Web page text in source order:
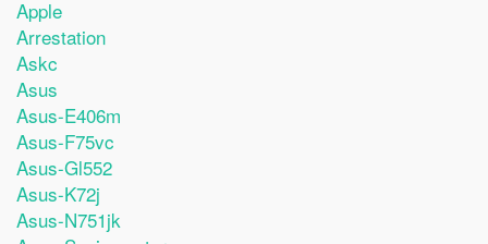
Apple
Arrestation
Askc
Asus
Asus-E406m
Asus-F75vc
Asus-Gl552
Asus-K72j
Asus-N751jk